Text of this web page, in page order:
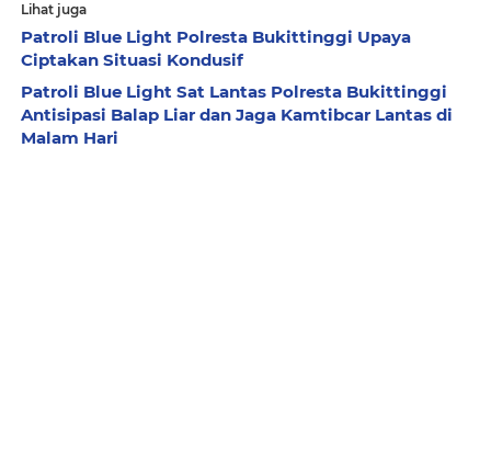
Lihat juga
Patroli Blue Light Polresta Bukittinggi Upaya
Ciptakan Situasi Kondusif
Patroli Blue Light Sat Lantas Polresta Bukittinggi
Antisipasi Balap Liar dan Jaga Kamtibcar Lantas di
Malam Hari